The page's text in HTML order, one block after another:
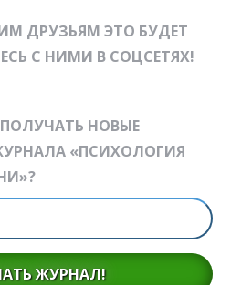
ДРУЗЬЯМ ЭТО БУДЕТ
С НИМИ В СОЦСЕТЯХ!
НОВЫЕ
«ПСИХОЛОГИЯ
ЖУРНАЛ!